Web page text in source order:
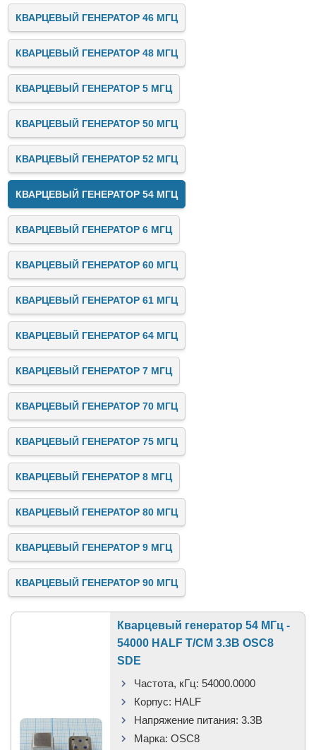
КВАРЦЕВЫЙ ГЕНЕРАТОР 46 МГЦ
КВАРЦЕВЫЙ ГЕНЕРАТОР 48 МГЦ
КВАРЦЕВЫЙ ГЕНЕРАТОР 5 МГЦ
КВАРЦЕВЫЙ ГЕНЕРАТОР 50 МГЦ
КВАРЦЕВЫЙ ГЕНЕРАТОР 52 МГЦ
КВАРЦЕВЫЙ ГЕНЕРАТОР 54 МГЦ
КВАРЦЕВЫЙ ГЕНЕРАТОР 6 МГЦ
КВАРЦЕВЫЙ ГЕНЕРАТОР 60 МГЦ
КВАРЦЕВЫЙ ГЕНЕРАТОР 61 МГЦ
КВАРЦЕВЫЙ ГЕНЕРАТОР 64 МГЦ
КВАРЦЕВЫЙ ГЕНЕРАТОР 7 МГЦ
КВАРЦЕВЫЙ ГЕНЕРАТОР 70 МГЦ
КВАРЦЕВЫЙ ГЕНЕРАТОР 75 МГЦ
КВАРЦЕВЫЙ ГЕНЕРАТОР 8 МГЦ
КВАРЦЕВЫЙ ГЕНЕРАТОР 80 МГЦ
КВАРЦЕВЫЙ ГЕНЕРАТОР 9 МГЦ
КВАРЦЕВЫЙ ГЕНЕРАТОР 90 МГЦ
Кварцевый генератор 54 МГц -
54000 HALF T/CM 3.3В OSC8
SDE
Частота, кГц: 54000.0000
Корпус: HALF
Напряжение питания: 3.3В
Марка: OSC8